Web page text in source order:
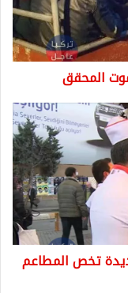
تخص المطاعم